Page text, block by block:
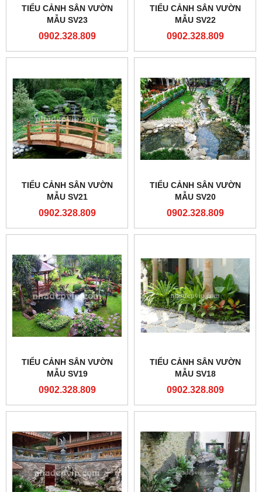
TIỂU CẢNH SÂN VƯỜN
MẪU SV23
0902.328.809
TIỂU CẢNH SÂN VƯỜN
MẪU SV22
0902.328.809
TIỂU CẢNH SÂN VƯỜN
MẪU SV21
0902.328.809
TIỂU CẢNH SÂN VƯỜN
MẪU SV20
0902.328.809
TIỂU CẢNH SÂN VƯỜN
MẪU SV19
0902.328.809
TIỂU CẢNH SÂN VƯỜN
MẪU SV18
0902.328.809